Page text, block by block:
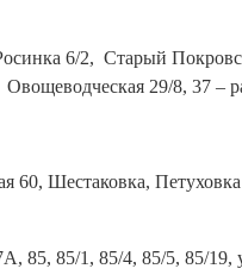
6/2, Старый
29/8, 37 –
Шестаковка, Петуховка
85, 85/1, 85/4, 85/5, 85/